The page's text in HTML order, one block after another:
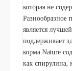
которая не
Разнообразное
является
поддерживает
корма Nature
как спирулина,